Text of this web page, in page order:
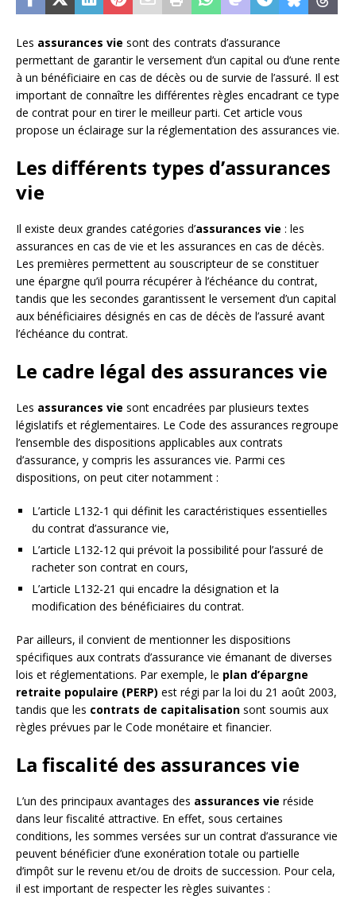
Les assurances vie sont des contrats d’assurance
permettant de garantir le versement d’un capital ou d’une rente
à un bénéficiaire en cas de décès ou de survie de l’assuré. Il est
important de connaître les différentes règles encadrant ce type
de contrat pour en tirer le meilleur parti. Cet article vous
propose un éclairage sur la réglementation des assurances vie.
Les différents types d’assurances
vie
Il existe deux grandes catégories d’assurances vie : les
assurances en cas de vie et les assurances en cas de décès.
Les premières permettent au souscripteur de se constituer
une épargne qu’il pourra récupérer à l’échéance du contrat,
tandis que les secondes garantissent le versement d’un capital
aux bénéficiaires désignés en cas de décès de l’assuré avant
l’échéance du contrat.
Le cadre légal des assurances vie
Les assurances vie sont encadrées par plusieurs textes
législatifs et réglementaires. Le Code des assurances regroupe
l’ensemble des dispositions applicables aux contrats
d’assurance, y compris les assurances vie. Parmi ces
dispositions, on peut citer notamment :
L’article L132-1 qui définit les caractéristiques essentielles
du contrat d’assurance vie,
L’article L132-12 qui prévoit la possibilité pour l’assuré de
racheter son contrat en cours,
L’article L132-21 qui encadre la désignation et la
modification des bénéficiaires du contrat.
Par ailleurs, il convient de mentionner les dispositions
spécifiques aux contrats d’assurance vie émanant de diverses
lois et réglementations. Par exemple, le plan d’épargne
retraite populaire (PERP) est régi par la loi du 21 août 2003,
tandis que les contrats de capitalisation sont soumis aux
règles prévues par le Code monétaire et financier.
La fiscalité des assurances vie
L’un des principaux avantages des assurances vie réside
dans leur fiscalité attractive. En effet, sous certaines
conditions, les sommes versées sur un contrat d’assurance vie
peuvent bénéficier d’une exonération totale ou partielle
d’impôt sur le revenu et/ou de droits de succession. Pour cela,
il est important de respecter les règles suivantes :